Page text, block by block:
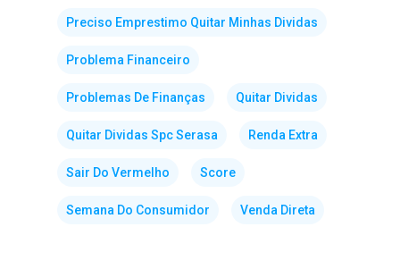
Preciso Emprestimo Quitar Minhas Dividas
Problema Financeiro
Problemas De Finanças Quitar Dividas
Quitar Dividas Spc Serasa Renda Extra
Sair Do Vermelho Score
Semana Do Consumidor Venda Direta